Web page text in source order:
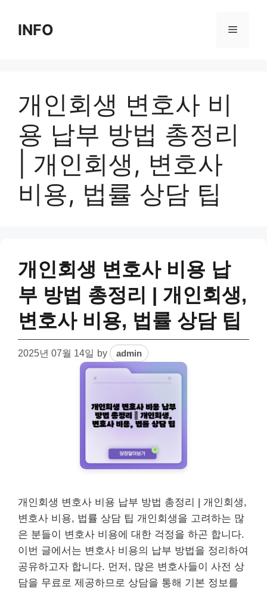
contentINFO Menu
개인회생 변호사 비
용 납부 방법 총정리
| 개인회생, 변호사
비용, 법률 상담 팁
개인회생 변호사 비용 납
부 방법 총정리 | 개인회생,
변호사 비용, 법률 상담 팁
2025년 07월 14일 by admin
개인회생 변호사 비용 납부 방법 총정리 | 개인회생,
변호사 비용, 법률 상담 팁 개인회생을 고려하는 많
은 분들이 변호사 비용에 대한 걱정을 하곤 합니다.
이번 글에서는 변호사 비용의 납부 방법을 정리하여
공유하고자 합니다. 먼저, 많은 변호사들이 사전 상
담을 무료로 제공하므로 상담을 통해 기본 정보를